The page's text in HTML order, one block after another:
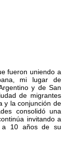
fueron uniendo a
mi lugar de
y de San
de migrantes
y la conjunción de
consolidó una
invitando a
a 10 años de su